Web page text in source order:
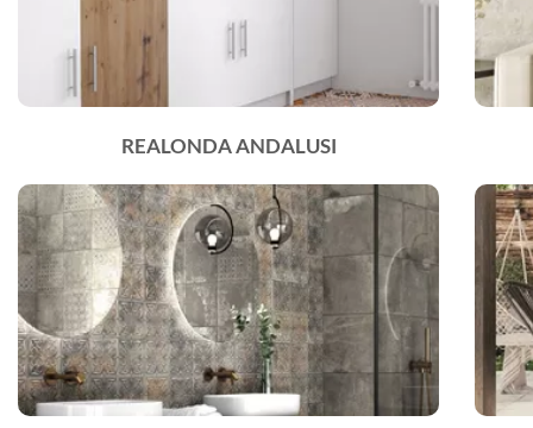
REALONDA ANDALUSI